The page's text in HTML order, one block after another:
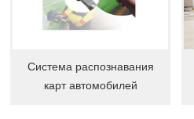
Система распознавания
карт автомобилей